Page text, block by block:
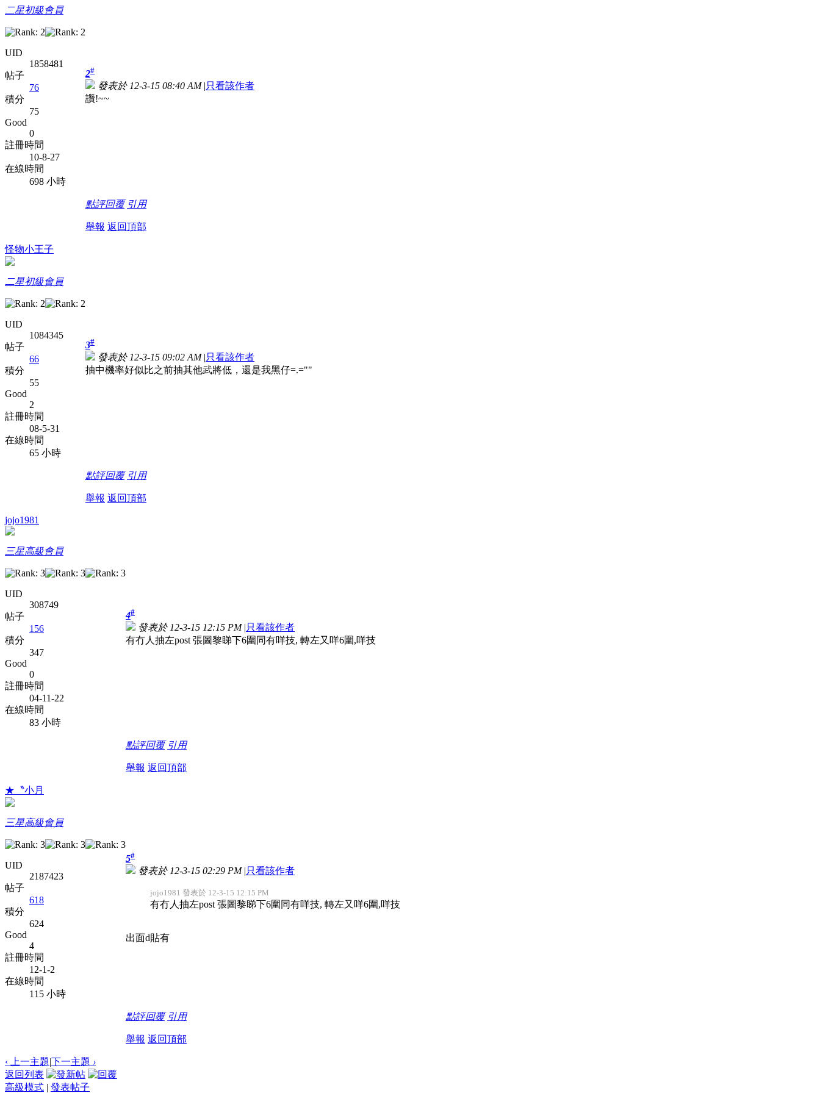
二星初級會員
UID
1858481
帖子
76
積分
75
Good
0
註冊時間
10-8-27
在線時間
698 小時
2#
發表於 12-3-15 08:40 AM |只看該作者
讚!~~
點評回覆 引用
舉報 返回頂部
怪物小王子
二星初級會員
UID
1084345
帖子
66
積分
55
Good
2
註冊時間
08-5-31
在線時間
65 小時
3#
發表於 12-3-15 09:02 AM |只看該作者
抽中機率好似比之前抽其他武將低，還是我黑仔=.=""
點評回覆 引用
舉報 返回頂部
jojo1981
三星高級會員
UID
308749
帖子
156
積分
347
Good
0
註冊時間
04-11-22
在線時間
83 小時
4#
發表於 12-3-15 12:15 PM |只看該作者
有冇人抽左post 張圖黎睇下6圍同有咩技, 轉左又咩6圍,咩技
點評回覆 引用
舉報 返回頂部
★〝小月
三星高級會員
UID
2187423
帖子
618
積分
624
Good
4
註冊時間
12-1-2
在線時間
115 小時
5#
發表於 12-3-15 02:29 PM |只看該作者
jojo1981 發表於 12-3-15 12:15 PM
有冇人抽左post 張圖黎睇下6圍同有咩技, 轉左又咩6圍,咩技
出面d貼有
點評回覆 引用
舉報 返回頂部
‹ 上一主題|下一主題 ›
返回列表
高級模式 | 發表帖子